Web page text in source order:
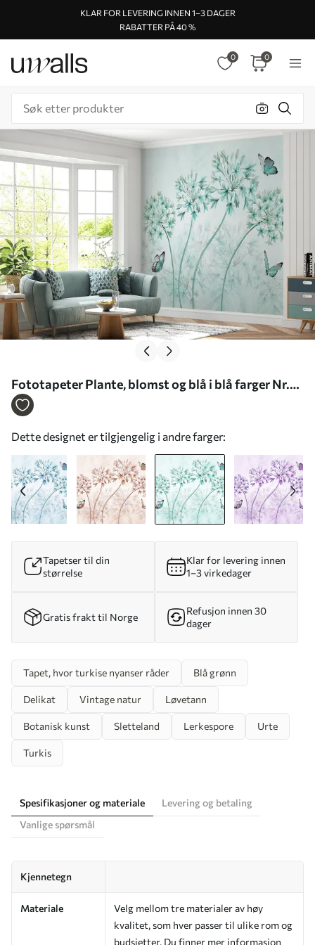
KLAR FOR LEVERING INNEN 1–3 DAGER
RABATTER PÅ 40 %
0 0
Fototapeter Plante, blomst og blå i blå farger Nr.
u35495v2
Dette designet er tilgjengelig i andre farger:
Tapetser til din
størrelse
Klar for levering innen
1–3 virkedager
Gratis frakt til Norge
Refusjon innen 30
dager
Tapet, hvor turkise nyanser råder Blå grønn
Delikat Vintage natur Løvetann
Botanisk kunst Sletteland Lerkespore Urte
Turkis
Spesifikasjoner og materiale
Levering og betaling
Vanlige spørsmål
Kjennetegn
Materiale
Velg mellom tre materialer av høy
kvalitet, som hver passer til ulike rom og
budsjetter. Du finner mer informasjon